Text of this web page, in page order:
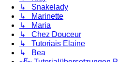
↳ Snakelady
↳ Marinette
↳ Maria
↳ Chez Douceur
↳ Tutoriais Elaine
↳ Bea